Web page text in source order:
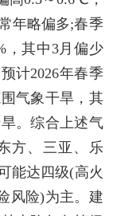
年略偏多;春季
，其中3月偏少
计2026年春季
气象干旱，其
。综合上述气
方、三亚、乐
能达四级(高火
风险)为主。建